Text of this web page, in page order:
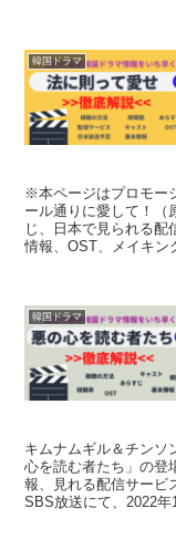
韓国ドラマ
※本ページはプロモー
ール通りに愛して！（
じ、日本で見られる
情報、OST、メイキン
韓国ドラマ
キムナムギル＆チンソ
心を読む者たち」の登
報、見れる配信サービ
SBS放送にて、2022